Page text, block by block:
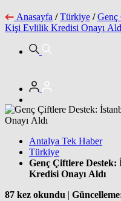
Anasayfa / Türkiye / Genç
Kişi Evlilik Kredisi Onayı
Antalya Tek Haber
Türkiye
Genç Çiftlere
Kredisi Onayı Aldı
87 kez okundu |